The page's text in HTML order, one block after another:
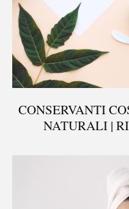
CONSERVANTI
NATURALI |